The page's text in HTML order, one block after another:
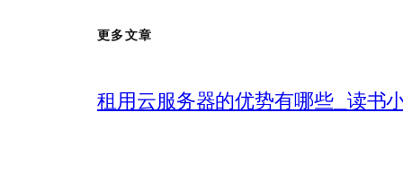
更多文章
租用云服务器的优势有哪些_读书